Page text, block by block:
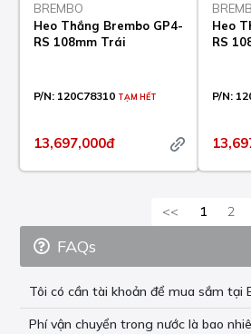
BREMBO
Heo Thắng Brembo GP4-
RS 108mm Trái
P/N: 120C78310 TẠM HẾT
13,697,000đ
Heo
RS
P/N:
<< 1 2
FAQs
Tôi có cần tài khoản để mua sắm tại
Phí vận chuyển trong nước là bao